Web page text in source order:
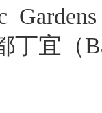
丁宜（